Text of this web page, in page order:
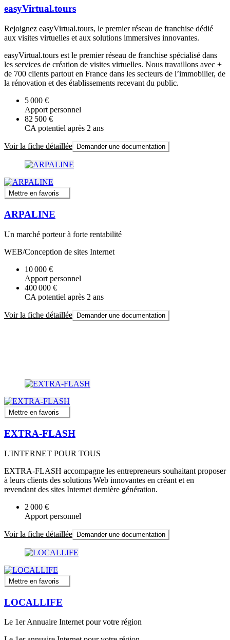
easyVirtual.tours
Rejoignez easyVirtual.tours, le premier réseau de franchise dédié
aux visites virtuelles et aux solutions immersives innovantes.
easyVirtual.tours est le premier réseau de franchise spécialisé dans
les services de création de visites virtuelles. Nous travaillons avec +
de 700 clients partout en France dans les secteurs de l’immobilier, de
la rénovation et des établissements recevant du public.
5 000 €
Apport personnel
82 500 €
CA potentiel après 2 ans
Voir la fiche détaillée Demander une documentation
Mettre en favoris
ARPALINE
Un marché porteur à forte rentabilité
WEB/Conception de sites Internet
10 000 €
Apport personnel
400 000 €
CA potentiel après 2 ans
Voir la fiche détaillée Demander une documentation
Mettre en favoris
EXTRA-FLASH
L'INTERNET POUR TOUS
EXTRA-FLASH accompagne les entrepreneurs souhaitant proposer
à leurs clients des solutions Web innovantes en créant et en
revendant des sites Internet dernière génération.
2 000 €
Apport personnel
Voir la fiche détaillée Demander une documentation
Mettre en favoris
LOCALLIFE
Le 1er Annuaire Internet pour votre région